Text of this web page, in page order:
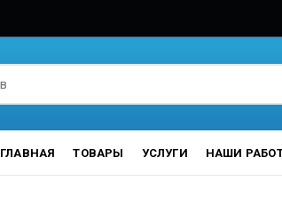
ГЛАВНАЯ ТОВАРЫ УСЛУГИ НАШИ